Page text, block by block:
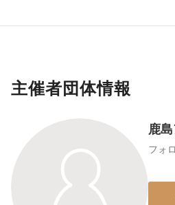
主催者団体情報
鹿
フォ